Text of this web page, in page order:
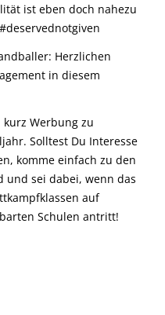
ist eben doch nahezu
Herzlichen
in diesem
Werbung zu
Solltest Du Interesse
komme einfach zu den
und sei dabei, wenn das
auf
Schulen antritt!